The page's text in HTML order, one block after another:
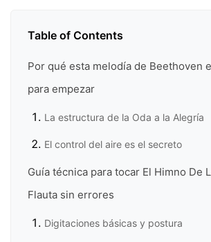
Table of Contents
Por qué esta melodía de Beethoven
para empezar
La estructura de la Oda a la Alegría
El control del aire es el secreto
Guía técnica para tocar El Himno De
Flauta sin errores
Digitaciones básicas y postura